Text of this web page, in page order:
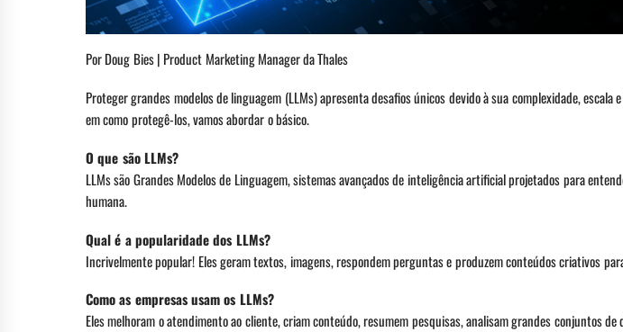
Por Doug Bies | Product Marketing Manager da Thales
Proteger grandes modelos de linguagem (LLMs) apresenta desafios únicos devido à sua complexidade,
em como protegê-los, vamos abordar o básico.
O que são LLMs?
LLMs são Grandes Modelos de Linguagem, sistemas avançados de inteligência artificial projetados para
humana.
Qual é a popularidade dos LLMs?
Incrivelmente popular! Eles geram textos, imagens, respondem perguntas e produzem conteúdos criativos
Como as empresas usam os LLMs?
Eles melhoram o atendimento ao cliente, criam conteúdo, resumem pesquisas, analisam grandes conjuntos de